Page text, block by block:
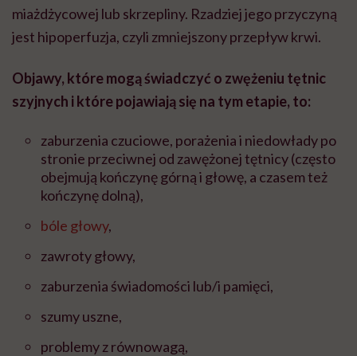
miażdżycowej lub skrzepliny. Rzadziej jego przyczyną
jest hipoperfuzja, czyli zmniejszony przepływ krwi.
Objawy, które mogą świadczyć o zwężeniu tętnic
szyjnych i które pojawiają się na tym etapie, to:
zaburzenia czuciowe, porażenia i niedowłady po
stronie przeciwnej od zawężonej tętnicy (często
obejmują kończynę górną i głowę, a czasem też
kończynę dolną),
bóle głowy,
zawroty głowy,
zaburzenia świadomości lub/i pamięci,
szumy uszne,
problemy z równowagą,